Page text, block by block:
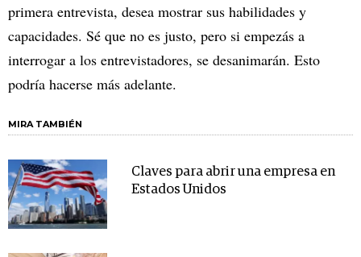
primera entrevista, desea mostrar sus habilidades y
capacidades. Sé que no es justo, pero si empezás a
interrogar a los entrevistadores, se desanimarán. Esto
podría hacerse más adelante.
MIRA TAMBIÉN
Claves para abrir una empresa en
Estados Unidos